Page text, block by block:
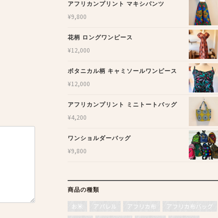
アフリカンプリント マキシパンツ
¥9,800
花柄 ロングワンピース
¥12,000
ボタニカル柄 キャミソールワンピース
¥12,000
アフリカンプリント ミニトートバッグ
¥4,200
ワンショルダーバッグ
¥9,800
商品の種類
お米 アパレル アフリカ布
アフリカ布バッグ